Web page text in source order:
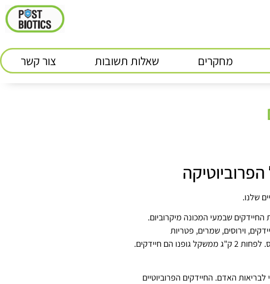
מחקרים שאלות תשובות צור קשר
שלנו.
שבמעי המכונה מיקרוביום.
וירוסים, שמרים, פטריות
ואורגניזמים זעירים אחרים. רוב החיידקים הללו חיים במעיים וליתר דיוק במעי הגס. לפחות 2 ק"ג ממשקל גופנו הם חיידקים.
האדם. החיידקים הפרוביוטיים